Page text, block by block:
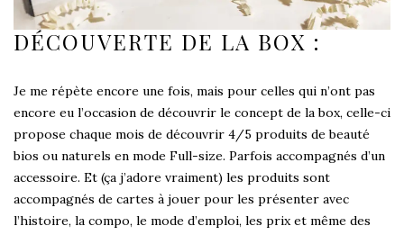
DÉCOUVERTE DE LA BOX :
Je me répète encore une fois, mais pour celles qui n’ont pas
encore eu l’occasion de découvrir le concept de la box, celle-ci
propose chaque mois de découvrir 4/5 produits de beauté
bios ou naturels en mode Full-size. Parfois accompagnés d’un
accessoire. Et (ça j’adore vraiment) les produits sont
accompagnés de cartes à jouer pour les présenter avec
l’histoire, la compo, le mode d’emploi, les prix et même des